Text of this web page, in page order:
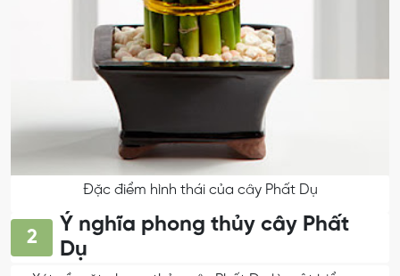
Đặc điểm hình thái của cây Phất Dụ
2
Ý nghĩa phong thủy cây Phất
Dụ